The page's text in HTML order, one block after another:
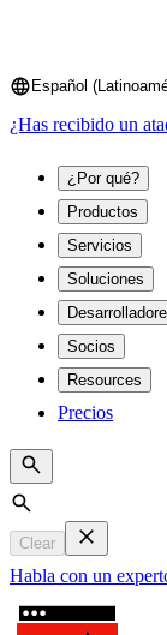
Language
Español
¿Has recibido un
¿Por qué?
Productos
Servicios
Soluciones
Socios
Resources
Precios
Search
Clear
Habla con un